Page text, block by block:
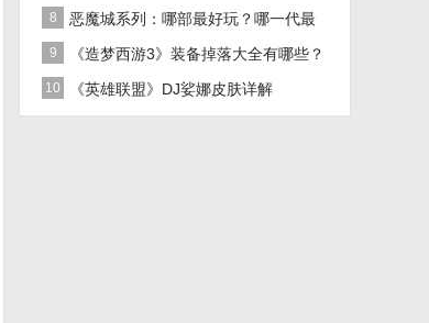
以下载推荐？
8
恶魔城系列：哪部最好玩？哪一代最
经典？
9 《造梦西游3》装备掉落大全有哪些？
10 《英雄联盟》DJ娑娜皮肤详解